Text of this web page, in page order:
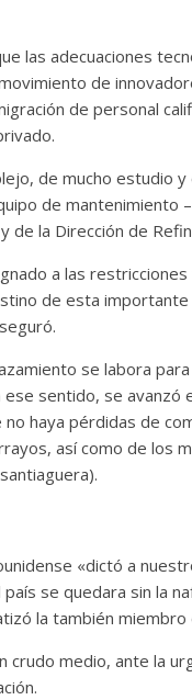
las adecuaciones
de
de personal
de mucho estudio
de mantenimiento
de la Dirección de
a las
de esta
se labora
sentido, se
haya pérdidas de
así como de los
«dictó a
se quedara sin la
la también miembro
medio, ante la
Cronenberg
Julio Martínez Molina